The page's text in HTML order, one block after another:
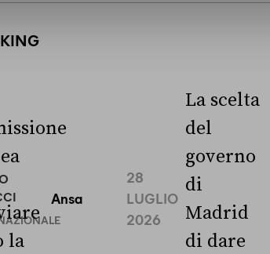
la
Ansa
28
LUGLIO
2026
La scelta
del
governo
di
Madrid
di dare